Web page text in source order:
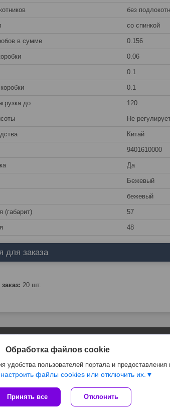
без
со спинкой
в сумме 0.156
0.06
0.1
0.1
до 120
Не
Китай
9401610000
Да
Бежевый
бежевый
(габарит) 57
48
для заказа
20 шт.
Сайт создан на платформе Deal.by
Политика обработки файлов cookies
Обработка файлов cookie
пользователей портала и
файлы cookies или отключить их.
Принять все Отклонить
"АртиКо Трейд" |
Select Language ▼